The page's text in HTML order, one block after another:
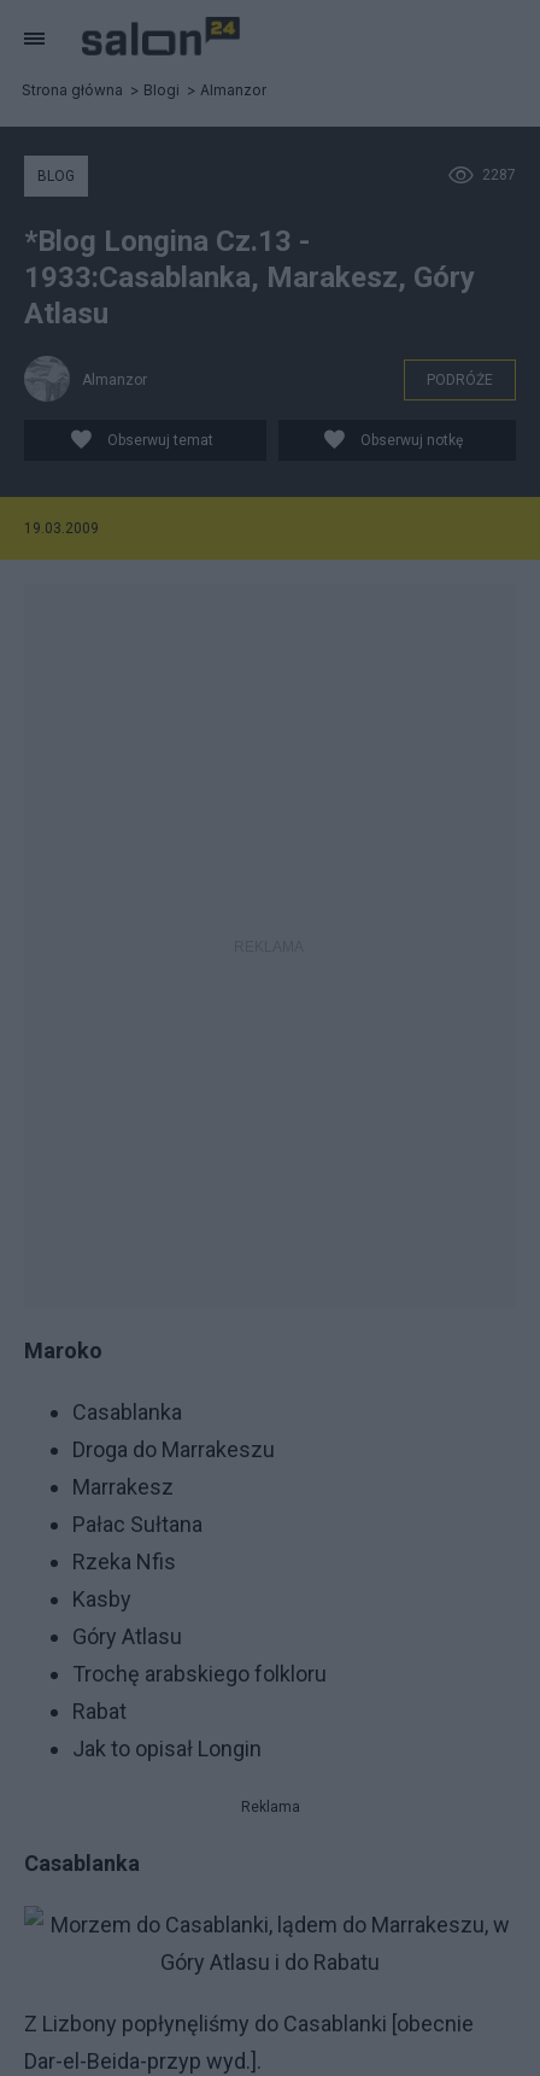
Strona główna Blogi Almanzor
2287
BLOG
*Blog Longina Cz.13 -
1933:Casablanka, Marakesz, Góry
Atlasu
Almanzor PODRÓŻE
Obserwuj temat Obserwuj notkę
19.03.2009
Maroko
Casablanka
Droga do Marrakeszu
Marrakesz
Pałac Sułtana
Rzeka Nfis
Kasby
Góry Atlasu
Trochę arabskiego folkloru
Rabat
Jak to opisał Longin
Reklama
Casablanka
Z Lizbony popłynęliśmy do Casablanki [obecnie
Dar-el-Beida-przyp wyd.].